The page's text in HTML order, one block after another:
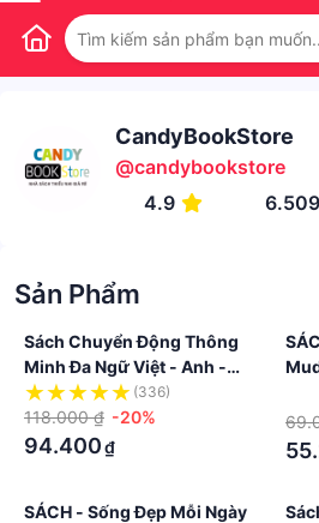
CandyBookStore
@candybookstore
4.9
6.509
Sản Phẩm
Sách Chuyển Động Thông
Minh Đa Ngữ Việt - Anh -
Pháp
(336)
118.000 ₫ -20%
94.400₫
SÁCH - Sống Đẹp Mỗi Ngày